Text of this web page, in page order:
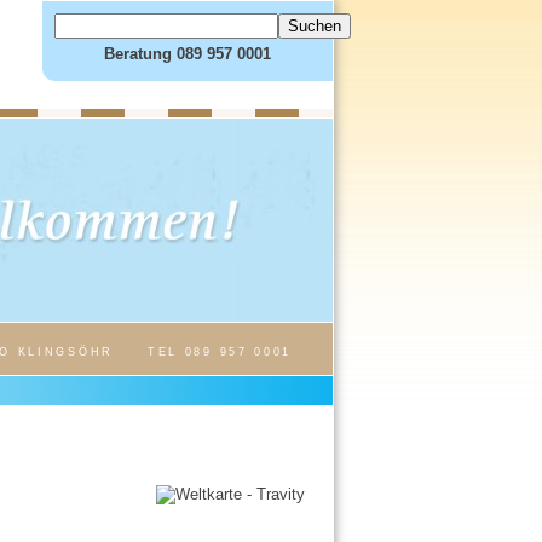
Beratung 089 957 0001
KLINGSÖHR TEL 089 957 0001